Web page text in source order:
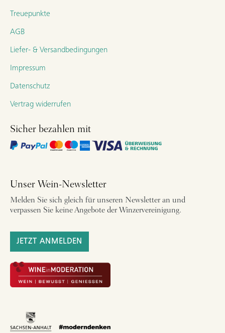
Treuepunkte
AGB
Liefer- & Versandbedingungen
Impressum
Datenschutz
Vertrag widerrufen
Sicher bezahlen mit
Unser Wein-Newsletter
Melden Sie sich gleich für unseren Newsletter an und
verpassen Sie keine Angebote der Winzervereinigung.
JETZT ANMELDEN